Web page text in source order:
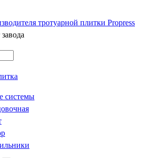
системы